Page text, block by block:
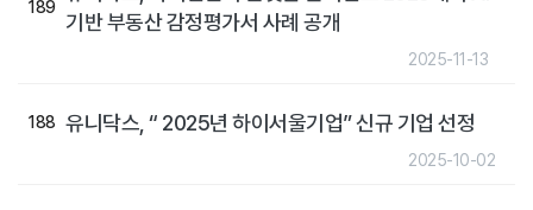
189
기반 부동산 감정평가서 사례 공개
2025-11-13
188 유니닥스, “ 2025년 하이서울기업” 신규 기업 선정
2025-10-02